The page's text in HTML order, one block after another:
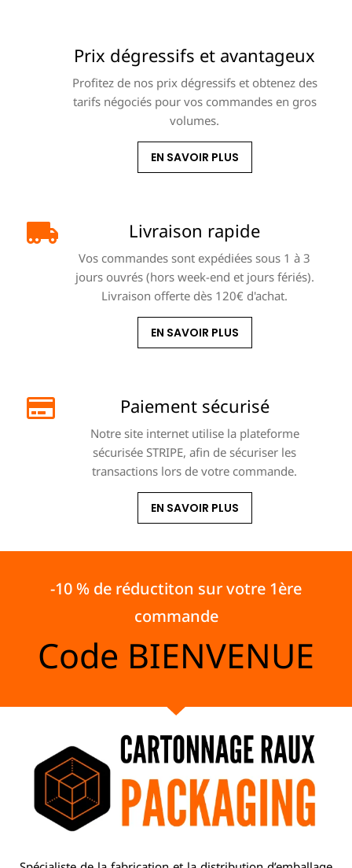
Prix dégressifs et avantageux
Profitez de nos prix dégressifs et obtenez des
tarifs négociés pour vos commandes en gros
volumes.
EN SAVOIR PLUS
Livraison rapide
Vos commandes sont expédiées sous 1 à 3
jours ouvrés (hors week-end et jours fériés).
Livraison offerte dès 120€ d'achat.
EN SAVOIR PLUS
Paiement sécurisé
Notre site internet utilise la plateforme
sécurisée STRIPE, afin de sécuriser les
transactions lors de votre commande.
EN SAVOIR PLUS
-10 % de réductiton sur votre 1ère
commande
Code BIENVENUE